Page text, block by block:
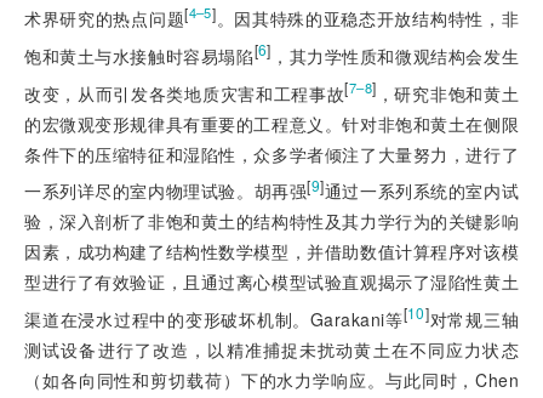
术界研究的热点问题[4–5]。因其特殊的亚稳态开放结构特性，非
饱和黄土与水接触时容易塌陷[6] ，其力学性质和微观结构会发生
改变，从而引发各类地质灾害和工程事故[7–8] ，研究非饱和黄土
的宏微观变形规律具有重要的工程意义。针对非饱和黄土在侧限
条件下的压缩特征和湿陷性，众多学者倾注了大量努力，进行了
一系列详尽的室内物理试验。胡再强[9]通过一系列系统的室内试
验，深入剖析了非饱和黄土的结构特性及其力学行为的关键影响
因素，成功构建了结构性数学模型，并借助数值计算程序对该模
型进行了有效验证，且通过离心模型试验直观揭示了湿陷性黄土
渠道在浸水过程中的变形破坏机制。Garakani等[10]对常规三轴
测试设备进行了改造，以精准捕捉未扰动黄土在不同应力状态
（如各向同性和剪切载荷）下的水力学响应。与此同时，Chen